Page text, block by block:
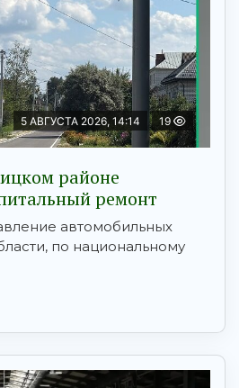
5 АВГУСТА 2026, 14:14 19
районе
ремонт
автомобильных
по национальному